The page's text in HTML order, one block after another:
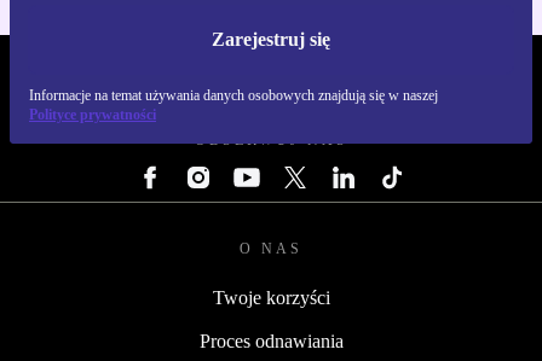
Zarejestruj się
Informacje na temat używania danych osobowych znajdują się w naszej
Polityce prywatności
OBSERWUJ NAS
O NAS
Twoje korzyści
Proces odnawiania